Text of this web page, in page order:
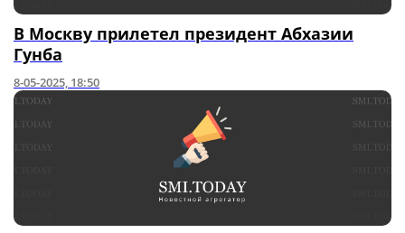
В Москву прилетел президент Абхазии
Гунба
8-05-2025, 18:50